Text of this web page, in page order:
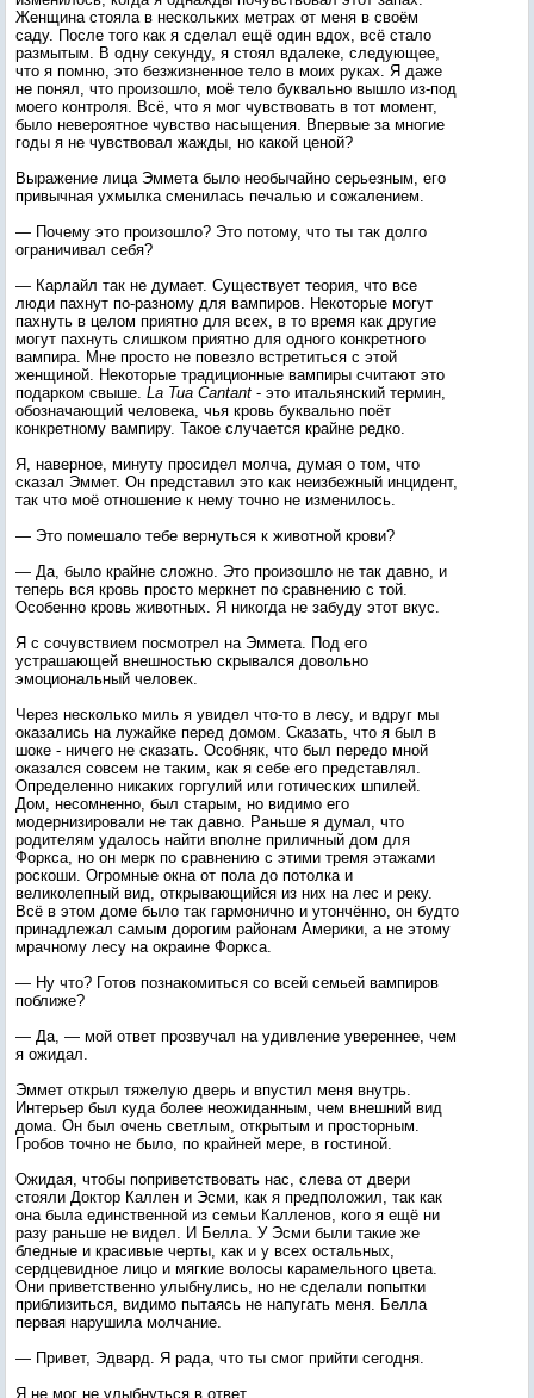
Женщина стояла в нескольких метрах от меня в своём
саду. После того как я сделал ещё один вдох, всё стало
размытым. В одну секунду, я стоял вдалеке, следующее,
что я помню, это безжизненное тело в моих руках. Я даже
не понял, что произошло, моё тело буквально вышло из-под
моего контроля. Всё, что я мог чувствовать в тот момент,
было невероятное чувство насыщения. Впервые за многие
годы я не чувствовал жажды, но какой ценой?
Выражение лица Эммета было необычайно серьезным, его
привычная ухмылка сменилась печалью и сожалением.
— Почему это произошло? Это потому, что ты так долго
ограничивал себя?
— Карлайл так не думает. Существует теория, что все
люди пахнут по-разному для вампиров. Некоторые могут
пахнуть в целом приятно для всех, в то время как другие
могут пахнуть слишком приятно для одного конкретного
вампира. Мне просто не повезло встретиться с этой
женщиной. Некоторые традиционные вампиры считают это
подарком свыше. La Tua Cantant - это итальянский термин,
обозначающий человека, чья кровь буквально поёт
конкретному вампиру. Такое случается крайне редко.
Я, наверное, минуту просидел молча, думая о том, что
сказал Эммет. Он представил это как неизбежный инцидент,
так что моё отношение к нему точно не изменилось.
— Это помешало тебе вернуться к животной крови?
— Да, было крайне сложно. Это произошло не так давно, и
теперь вся кровь просто меркнет по сравнению с той.
Особенно кровь животных. Я никогда не забуду этот вкус.
Я с сочувствием посмотрел на Эммета. Под его
устрашающей внешностью скрывался довольно
эмоциональный человек.
Через несколько миль я увидел что-то в лесу, и вдруг мы
оказались на лужайке перед домом. Сказать, что я был в
шоке - ничего не сказать. Особняк, что был передо мной
оказался совсем не таким, как я себе его представлял.
Определенно никаких горгулий или готических шпилей.
Дом, несомненно, был старым, но видимо его
модернизировали не так давно. Раньше я думал, что
родителям удалось найти вполне приличный дом для
Форкса, но он мерк по сравнению с этими тремя этажами
роскоши. Огромные окна от пола до потолка и
великолепный вид, открывающийся из них на лес и реку.
Всё в этом доме было так гармонично и утончённо, он будто
принадлежал самым дорогим районам Америки, а не этому
мрачному лесу на окраине Форкса.
— Ну что? Готов познакомиться со всей семьей вампиров
поближе?
— Да, — мой ответ прозвучал на удивление увереннее, чем
я ожидал.
Эммет открыл тяжелую дверь и впустил меня внутрь.
Интерьер был куда более неожиданным, чем внешний вид
дома. Он был очень светлым, открытым и просторным.
Гробов точно не было, по крайней мере, в гостиной.
Ожидая, чтобы поприветствовать нас, слева от двери
стояли Доктор Каллен и Эсми, как я предположил, так как
она была единственной из семьи Калленов, кого я ещё ни
разу раньше не видел. И Белла. У Эсми были такие же
бледные и красивые черты, как и у всех остальных,
сердцевидное лицо и мягкие волосы карамельного цвета.
Они приветственно улыбнулись, но не сделали попытки
приблизиться, видимо пытаясь не напугать меня. Белла
первая нарушила молчание.
— Привет, Эдвард. Я рада, что ты смог прийти сегодня.
Я не мог не улыбнуться в ответ.